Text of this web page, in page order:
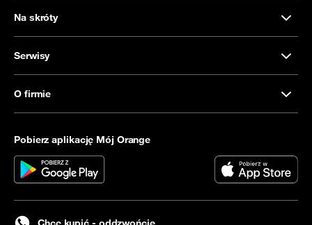
Na skróty
Serwisy
O firmie
Pobierz aplikację Mój Orange